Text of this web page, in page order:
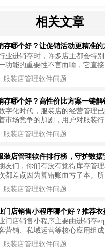
相关文章
存哪个好？让促销活动更精准的
业进销存时，许多店主都会特
功能的重要性不言而喻，它直接
服装店管理软件问题
存哪个好？高性价比方案一键解
字化时代，服装店的经营管理
市场竞争的加剧，用户对服装行
服装店管理软件问题
装店管理软件排行榜，守护数据
友们，你们有没有觉得库存管
都差点因为算错账而亏了本。所
服装店管理软件问题
门店销售小程序哪个好？推荐衣
门店销售小程序主要由进销存
营销、私域运营等核心应用组成
服装店管理软件问题